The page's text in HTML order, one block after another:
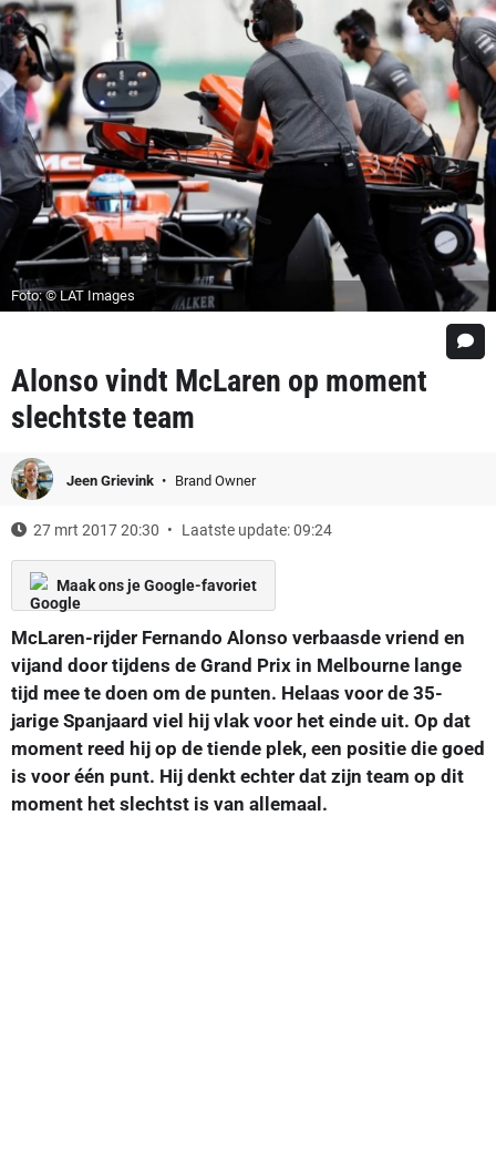
Foto: © LAT Images
Alonso vindt McLaren op moment
slechtste team
Jeen Grievink Brand Owner
27 mrt 2017 20:30 Laatste update: 09:24
Maak ons je Google-favoriet
McLaren-rijder Fernando Alonso verbaasde vriend en
vijand door tijdens de Grand Prix in Melbourne lange
tijd mee te doen om de punten. Helaas voor de 35-
jarige Spanjaard viel hij vlak voor het einde uit. Op dat
moment reed hij op de tiende plek, een positie die goed
is voor één punt. Hij denkt echter dat zijn team op dit
moment het slechtst is van allemaal.